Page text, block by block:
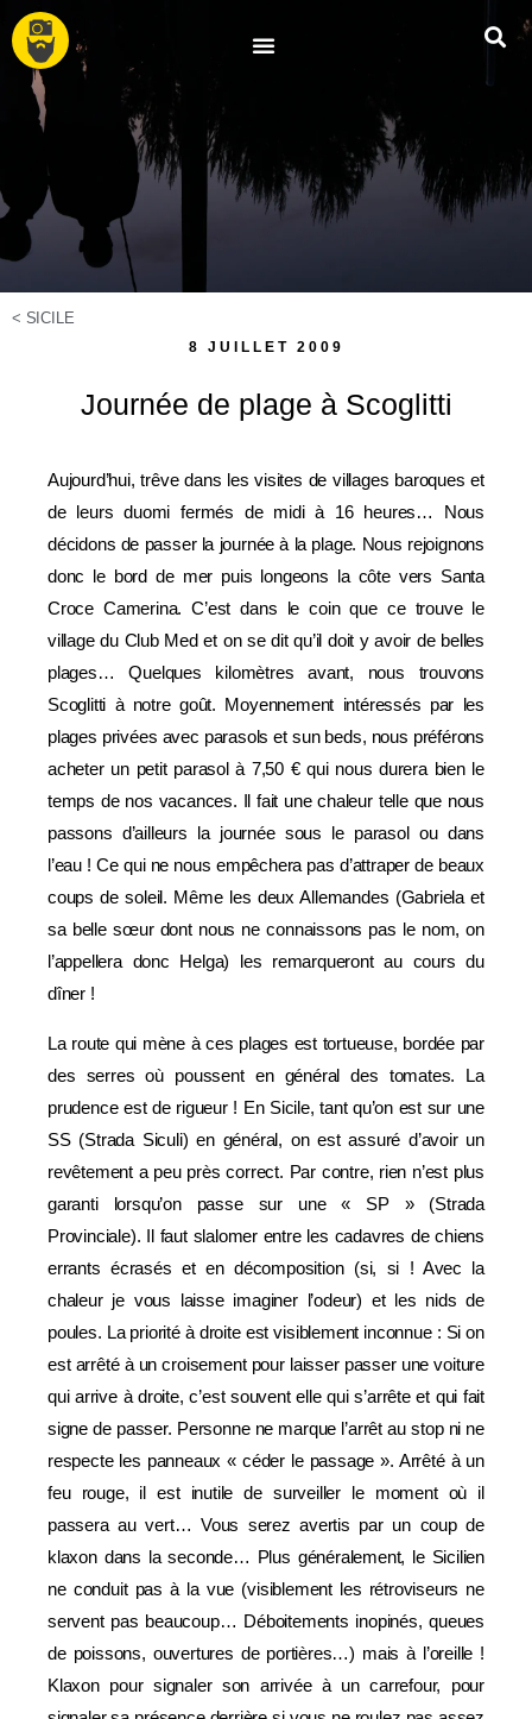
< SICILE
8 JUILLET 2009
Journée de plage à Scoglitti
Aujourd’hui, trêve dans les visites de villages baroques et
de leurs duomi fermés de midi à 16 heures… Nous
décidons de passer la journée à la plage. Nous rejoignons
donc le bord de mer puis longeons la côte vers Santa
Croce Camerina. C’est dans le coin que ce trouve le
village du Club Med et on se dit qu’il doit y avoir de belles
plages… Quelques kilomètres avant, nous trouvons
Scoglitti à notre goût. Moyennement intéressés par les
plages privées avec parasols et sun beds, nous préférons
acheter un petit parasol à 7,50 € qui nous durera bien le
temps de nos vacances. Il fait une chaleur telle que nous
passons d’ailleurs la journée sous le parasol ou dans
l’eau ! Ce qui ne nous empêchera pas d’attraper de beaux
coups de soleil. Même les deux Allemandes (Gabriela et
sa belle sœur dont nous ne connaissons pas le nom, on
l’appellera donc Helga) les remarqueront au cours du
dîner !
La route qui mène à ces plages est tortueuse, bordée par
des serres où poussent en général des tomates. La
prudence est de rigueur ! En Sicile, tant qu’on est sur une
SS (Strada Siculi) en général, on est assuré d’avoir un
revêtement a peu près correct. Par contre, rien n’est plus
garanti lorsqu’on passe sur une « SP » (Strada
Provinciale). Il faut slalomer entre les cadavres de chiens
errants écrasés et en décomposition (si, si ! Avec la
chaleur je vous laisse imaginer l’odeur) et les nids de
poules. La priorité à droite est visiblement inconnue : Si on
est arrêté à un croisement pour laisser passer une voiture
qui arrive à droite, c’est souvent elle qui s’arrête et qui fait
signe de passer. Personne ne marque l’arrêt au stop ni ne
respecte les panneaux « céder le passage ». Arrêté à un
feu rouge, il est inutile de surveiller le moment où il
passera au vert… Vous serez avertis par un coup de
klaxon dans la seconde… Plus généralement, le Sicilien
ne conduit pas à la vue (visiblement les rétroviseurs ne
servent pas beaucoup… Déboitements inopinés, queues
de poissons, ouvertures de portières…) mais à l’oreille !
Klaxon pour signaler son arrivée à un carrefour, pour